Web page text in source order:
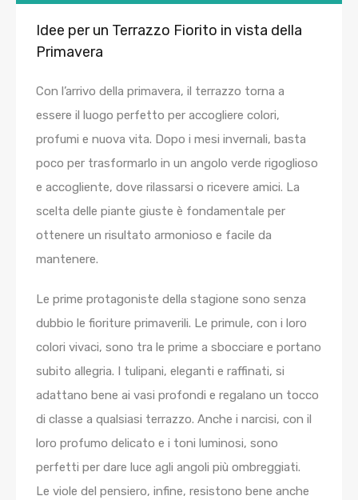
Idee per un Terrazzo Fiorito in vista della
Primavera
Con l’arrivo della primavera, il terrazzo torna a
essere il luogo perfetto per accogliere colori,
profumi e nuova vita. Dopo i mesi invernali, basta
poco per trasformarlo in un angolo verde rigoglioso
e accogliente, dove rilassarsi o ricevere amici. La
scelta delle piante giuste è fondamentale per
ottenere un risultato armonioso e facile da
mantenere.
Le prime protagoniste della stagione sono senza
dubbio le fioriture primaverili. Le primule, con i loro
colori vivaci, sono tra le prime a sbocciare e portano
subito allegria. I tulipani, eleganti e raffinati, si
adattano bene ai vasi profondi e regalano un tocco
di classe a qualsiasi terrazzo. Anche i narcisi, con il
loro profumo delicato e i toni luminosi, sono
perfetti per dare luce agli angoli più ombreggiati.
Le viole del pensiero, infine, resistono bene anche